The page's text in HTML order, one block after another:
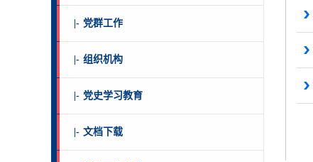
|- 党群工作
|- 组织机构
|- 党史学习教育
|- 文档下载